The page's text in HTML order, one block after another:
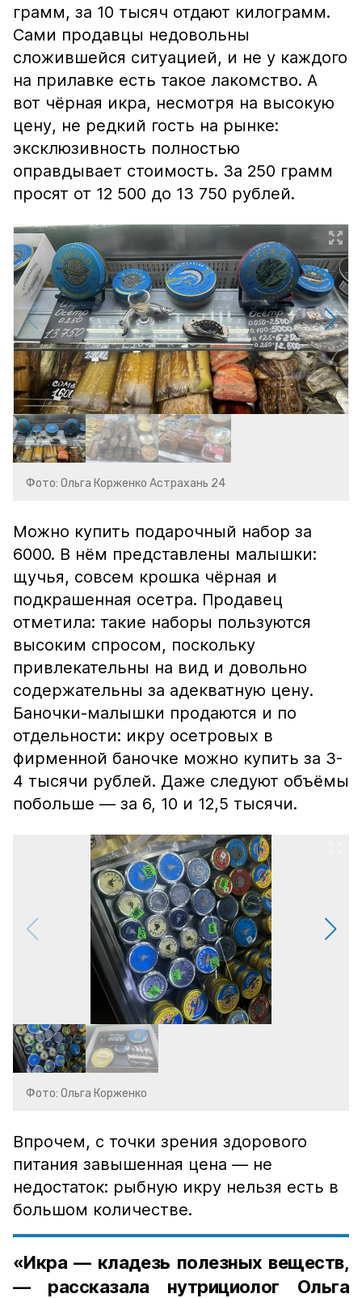
грамм, за 10 тысяч отдают килограмм.
Сами продавцы недовольны
сложившейся ситуацией, и не у каждого
на прилавке есть такое лакомство. А
вот чёрная икра, несмотря на высокую
цену, не редкий гость на рынке:
эксклюзивность полностью
оправдывает стоимость. За 250 грамм
просят от 12 500 до 13 750 рублей.
Фото: Ольга Корженко Астрахань 24
Можно купить подарочный набор за
6000. В нём представлены малышки:
щучья, совсем крошка чёрная и
подкрашенная осетра. Продавец
отметила: такие наборы пользуются
высоким спросом, поскольку
привлекательны на вид и довольно
содержательны за адекватную цену.
Баночки-малышки продаются и по
отдельности: икру осетровых в
фирменной баночке можно купить за 3-
4 тысячи рублей. Даже следуют объёмы
побольше — за 6, 10 и 12,5 тысячи.
Фото: Ольга Корженко
Впрочем, с точки зрения здорового
питания завышенная цена — не
недостаток: рыбную икру нельзя есть в
большом количестве.
«Икра — кладезь полезных веществ,
— рассказала нутрициолог Ольга